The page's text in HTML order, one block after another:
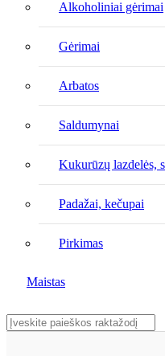
Alkoholiniai gėrimai
Gėrimai
Arbatos
Saldumynai
Kukurūzų lazdelės,
Padažai, kečupai
Pirkimas
Maistas